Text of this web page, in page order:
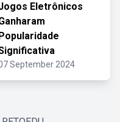
Eletrônicos
September 2024